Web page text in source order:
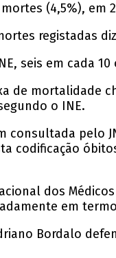
(4,5%), em
registadas
seis em cada
de mortalidade
o INE.
consultada pelo
codificação
dos
em
Bordalo